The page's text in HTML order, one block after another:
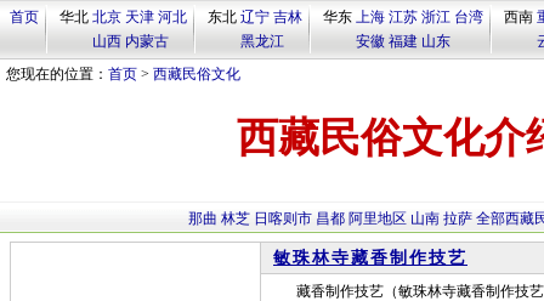
首页 华北 北京 天津 河北
山西 内蒙古
东北 辽宁 吉林
黑龙江
华东 上海 江苏 浙江 台湾
安徽 福建 山东
西南
您现在的位置： 首页 > 西藏民俗文化
西藏民俗文化介
那曲 林芝 日喀则市 昌都 阿里地区 山南 拉萨 全部西藏
敏珠林寺藏香制作技艺
藏香制作技艺（敏珠林寺藏香制作技艺